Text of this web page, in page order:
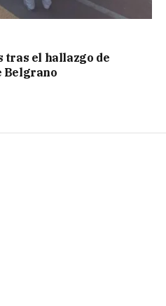
tras el hallazgo de
Belgrano